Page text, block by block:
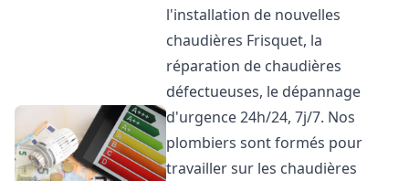
l'installation de nouvelles
chaudières Frisquet, la
réparation de chaudières
défectueuses, le dépannage
d'urgence 24h/24, 7j/7. Nos
plombiers sont formés pour
travailler sur les chaudières